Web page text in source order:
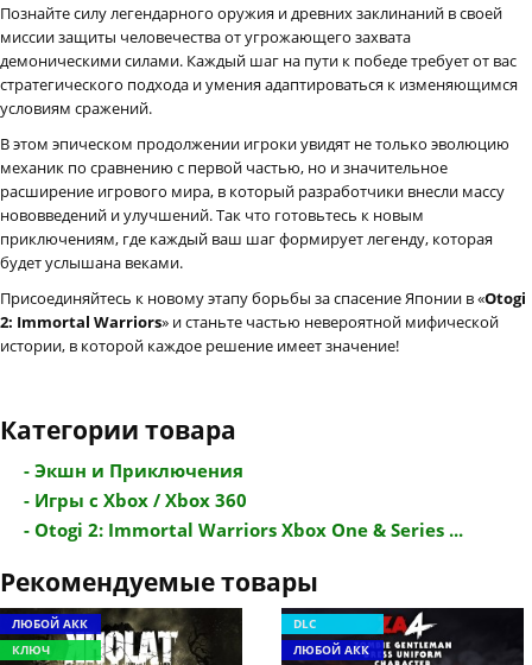
Познайте силу легендарного оружия и древних заклинаний в своей
миссии защиты человечества от угрожающего захвата
демоническими силами. Каждый шаг на пути к победе требует от вас
стратегического подхода и умения адаптироваться к изменяющимся
условиям сражений.
В этом эпическом продолжении игроки увидят не только эволюцию
механик по сравнению с первой частью, но и значительное
расширение игрового мира, в который разработчики внесли массу
нововведений и улучшений. Так что готовьтесь к новым
приключениям, где каждый ваш шаг формирует легенду, которая
будет услышана веками.
Присоединяйтесь к новому этапу борьбы за спасение Японии в «Otogi
2: Immortal Warriors» и станьте частью невероятной мифической
истории, в которой каждое решение имеет значение!
Категории товара
- Экшн и Приключения
- Игры с Xbox / Xbox 360
- Otogi 2: Immortal Warriors Xbox One & Series ...
Рекомендуемые товары
ЛЮБОЙ АКК
КЛЮЧ
DLC
ЛЮБОЙ АКК